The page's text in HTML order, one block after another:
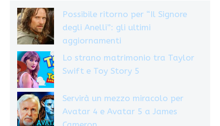
Possibile ritorno per “Il Signore
degli Anelli”: gli ultimi
aggiornamenti
Lo strano matrimonio tra Taylor
Swift e Toy Story 5
Servirà un mezzo miracolo per
Avatar 4 e Avatar 5 a James